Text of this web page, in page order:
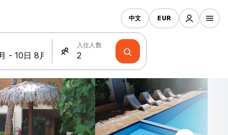
入住人数
中文 EUR